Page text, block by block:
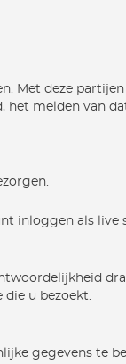
Met deze
melden van
inloggen als live
die u bezoekt.
gegevens te